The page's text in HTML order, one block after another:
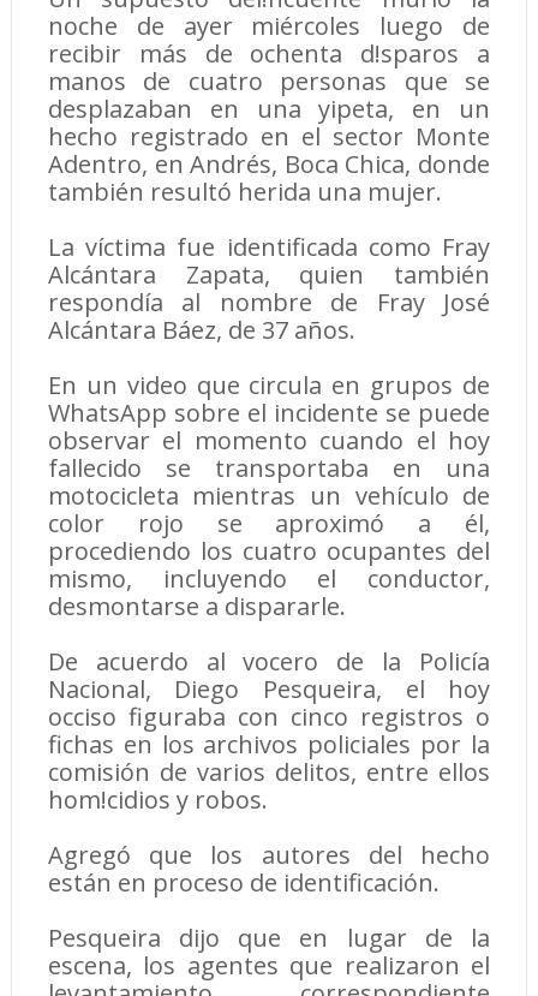
noche de ayer miércoles luego de
recibir más de ochenta d!sparos a
manos de cuatro personas que se
desplazaban en una yipeta, en un
hecho registrado en el sector Monte
Adentro, en Andrés, Boca Chica, donde
también resultó herida una mujer.
La víctima fue identificada como Fray
Alcántara Zapata, quien también
respondía al nombre de Fray José
Alcántara Báez, de 37 años.
En un video que circula en grupos de
WhatsApp sobre el incidente se puede
observar el momento cuando el hoy
fallecido se transportaba en una
motocicleta mientras un vehículo de
color rojo se aproximó a él,
procediendo los cuatro ocupantes del
mismo, incluyendo el conductor,
desmontarse a dispararle.
De acuerdo al vocero de la Policía
Nacional, Diego Pesqueira, el hoy
occiso figuraba con cinco registros o
fichas en los archivos policiales por la
comisión de varios delitos, entre ellos
hom!cidios y robos.
Agregó que los autores del hecho
están en proceso de identificación.
Pesqueira dijo que en lugar de la
escena, los agentes que realizaron el